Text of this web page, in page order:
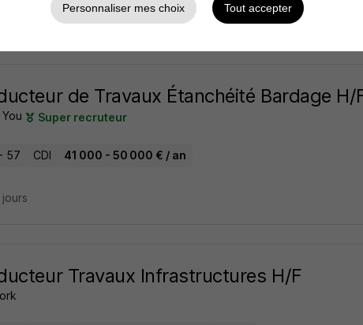
de Travaux Étanchéité Bardage H/
Super recruteur
57 CDI 41 000 - 50 000 € / an
Travaux Infrastructures H/F
Personnaliser mes choix Tout accepter